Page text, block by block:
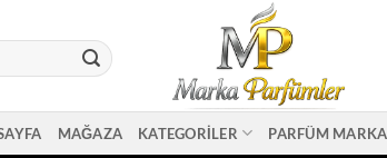
MAĞAZA KATEGORILER PARFÜM